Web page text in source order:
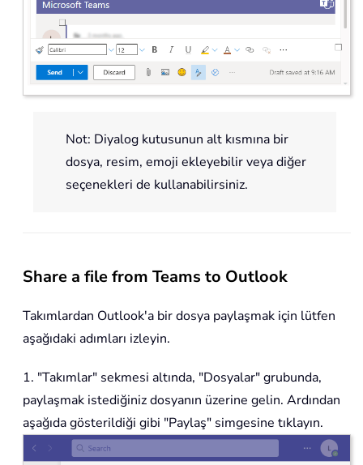
Not: Diyalog kutusunun alt kısmına bir
dosya, resim, emoji ekleyebilir veya diğer
seçenekleri de kullanabilirsiniz.
Share a file from Teams to Outlook
Takımlardan Outlook'a bir dosya paylaşmak için lütfen
aşağıdaki adımları izleyin.
1. "Takımlar" sekmesi altında, "Dosyalar" grubunda,
paylaşmak istediğiniz dosyanın üzerine gelin. Ardından
aşağıda gösterildiği gibi "Paylaş" simgesine tıklayın.